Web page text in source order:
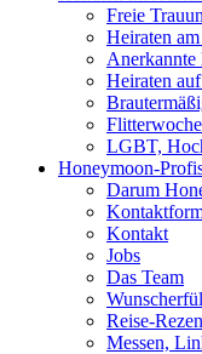
Freie
Heiraten
Anerkannte
Heiraten
LGBT,
Honeymoon-
Darum
Kontakt
Jobs
Das Team
Reise-
Messen,